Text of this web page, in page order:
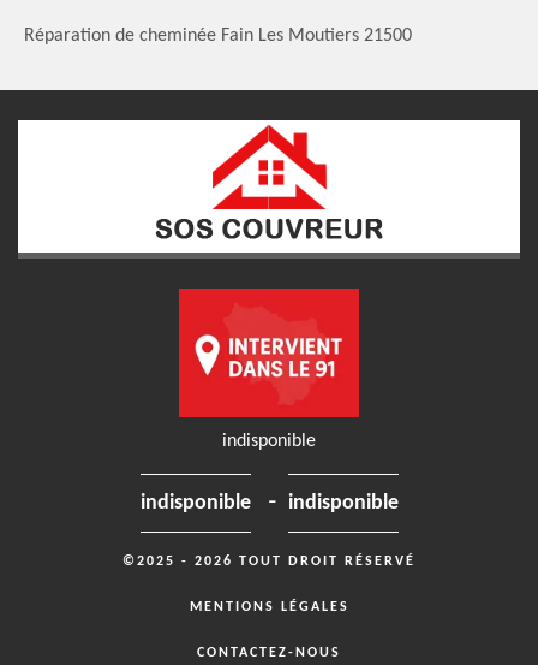
Réparation de cheminée Fain Les Moutiers 21500
indisponible
indisponible - indisponible
©2025 - 2026 TOUT DROIT RÉSERVÉ
MENTIONS LÉGALES
CONTACTEZ-NOUS